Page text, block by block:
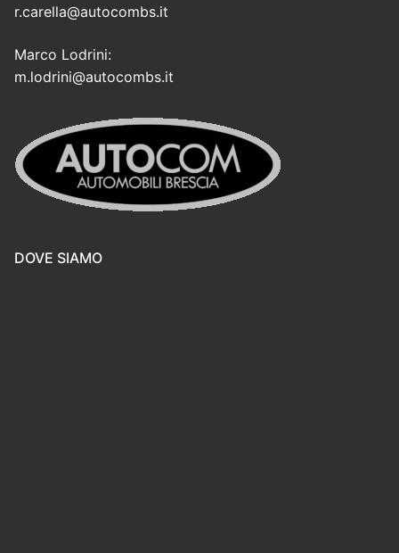
r.carella@autocombs.it
Marco Lodrini:
m.lodrini@autocombs.it
DOVE SIAMO